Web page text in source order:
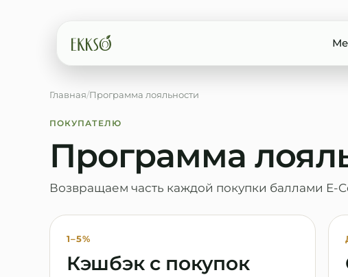
Введите минимум 2 символа
Главная/Программа лояльности
ПОКУПАТЕЛЮ
Программа
Возвращаем часть каждой покупки баллами E-
1–5%
Кэшбэк с покупок